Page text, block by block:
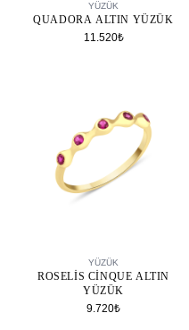
YÜZÜK
QUADORA ALTIN YÜZÜK
11.520₺
YÜZÜK
ROSELIS CINQUE ALTIN
YÜZÜK
9.720₺